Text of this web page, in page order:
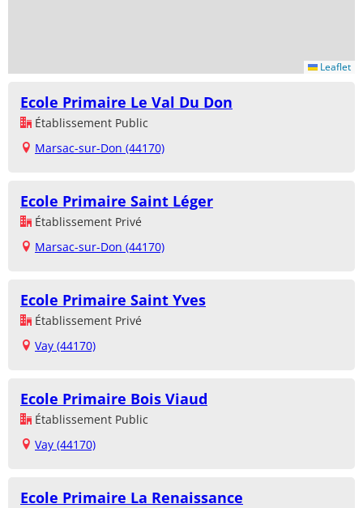
Leaflet
Ecole Primaire Le Val Du Don
Établissement Public
Marsac-sur-Don (44170)
Ecole Primaire Saint Léger
Établissement Privé
Marsac-sur-Don (44170)
Ecole Primaire Saint Yves
Établissement Privé
Vay (44170)
Ecole Primaire Bois Viaud
Établissement Public
Vay (44170)
Ecole Primaire La Renaissance